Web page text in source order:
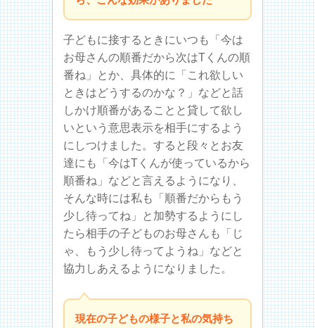
子どもに接するときにいつも「今は
お母さんの順番だから次はTくんの順
番ね」とか、具体的に「これ欲しい
ときはどうするのかな？」などと話
しかけ順番があることと貸して欲し
いという意思表示を相手にするよう
にしつけました。すると段々とお友
達にも「今はTくんが使っているから
順番ね」などと言えるようになり、
そんな時には私も「順番だからもう
少し待ってね」と加勢するようにし
たら相手の子どものお母さんも「じ
ゃ、もう少し待ってようね」などと
協力しあえるようになりました。
現在の子どもの様子と私の気持ち